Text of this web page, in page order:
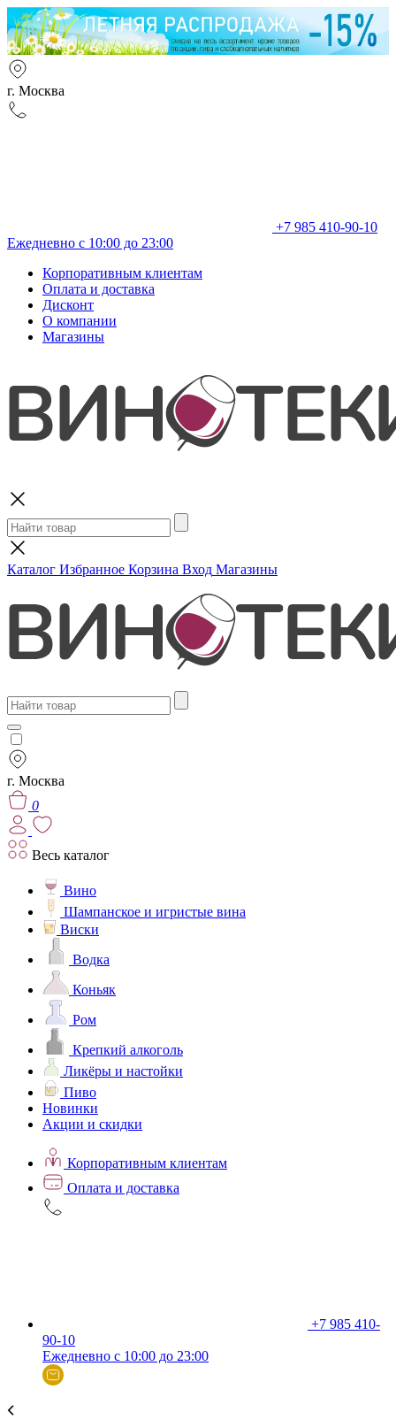
г. Москва
+7 985 410-90-10
Ежедневно с 10:00 до 23:00
Корпоративным клиентам
Оплата и доставка
Дисконт
О компании
Магазины
Каталог Избранное Корзина Вход Магазины
г. Москва
0
Весь каталог
Вино
Шампанское и игристые вина
Виски
Водка
Коньяк
Ром
Крепкий алкоголь
Ликёры и настойки
Пиво
Новинки
Акции и скидки
Корпоративным клиентам
Оплата и доставка
+7 985 410-
90-10
Ежедневно с 10:00 до 23:00